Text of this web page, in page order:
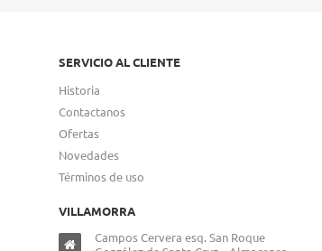
SERVICIO AL CLIENTE
Historia
Contactanos
Ofertas
Novedades
Términos de uso
VILLAMORRA
Campos Cervera esq. San Roque